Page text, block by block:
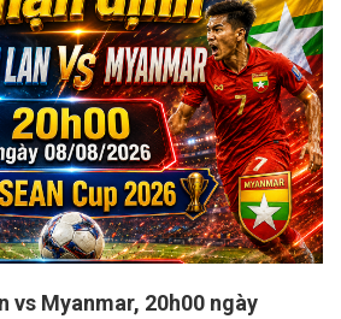
vs Myanmar, 20h00 ngày